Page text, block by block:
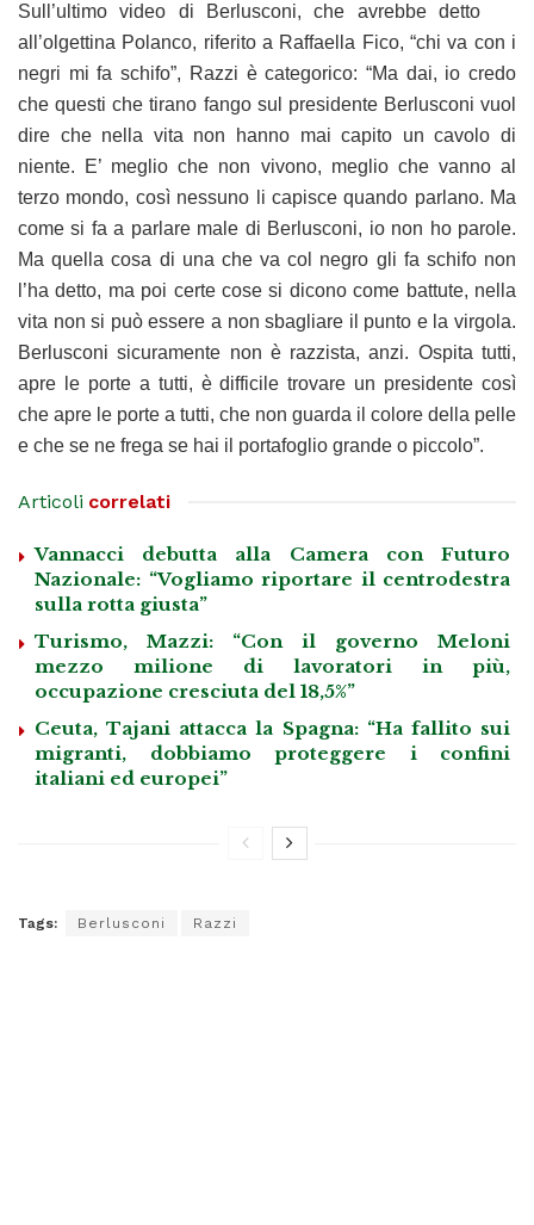
Sull’ultimo video di Berlusconi, che avrebbe detto
all’olgettina Polanco, riferito a Raffaella Fico, “chi va con i
negri mi fa schifo”, Razzi è categorico: “Ma dai, io credo
che questi che tirano fango sul presidente Berlusconi vuol
dire che nella vita non hanno mai capito un cavolo di
niente. E’ meglio che non vivono, meglio che vanno al
terzo mondo, così nessuno li capisce quando parlano. Ma
come si fa a parlare male di Berlusconi, io non ho parole.
Ma quella cosa di una che va col negro gli fa schifo non
l’ha detto, ma poi certe cose si dicono come battute, nella
vita non si può essere a non sbagliare il punto e la virgola.
Berlusconi sicuramente non è razzista, anzi. Ospita tutti,
apre le porte a tutti, è difficile trovare un presidente così
che apre le porte a tutti, che non guarda il colore della pelle
e che se ne frega se hai il portafoglio grande o piccolo”.
Articoli correlati
Vannacci debutta alla Camera con Futuro
Nazionale: “Vogliamo riportare il centrodestra
sulla rotta giusta”
Turismo, Mazzi: “Con il governo Meloni
mezzo milione di lavoratori in più,
occupazione cresciuta del 18,5%”
Ceuta, Tajani attacca la Spagna: “Ha fallito sui
migranti, dobbiamo proteggere i confini
italiani ed europei”
Tags: Berlusconi Razzi